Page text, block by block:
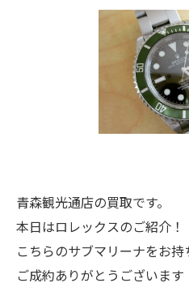
青森観光通店の買取です。
本日はロレックスのご紹介！
こちらのサブマリーナをお持
ご成約ありがとうございます